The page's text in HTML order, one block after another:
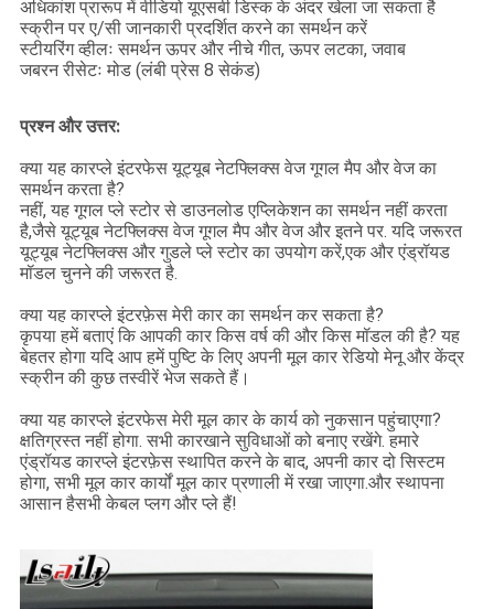
अधिकांश प्रारूप में वीडियो यूएसबी डिस्क के अंदर खेला जा सकता है
स्क्रीन पर ए/सी जानकारी प्रदर्शित करने का समर्थन करें
स्टीयरिंग व्हीलः समर्थन ऊपर और नीचे गीत, ऊपर लटका, जवाब
जबरन रीसेटः मोड (लंबी प्रेस 8 सेकंड)
प्रश्न और उत्तर:
क्या यह कारप्ले इंटरफेस यूट्यूब नेटफ्लिक्स वेज गूगल मैप और वेज का
समर्थन करता है?
नहीं, यह गूगल प्ले स्टोर से डाउनलोड एप्लिकेशन का समर्थन नहीं करता
है,जैसे यूट्यूब नेटफ्लिक्स वेज गूगल मैप और वेज और इतने पर. यदि जरूरत
यूट्यूब नेटफ्लिक्स और गुडले प्ले स्टोर का उपयोग करें,एक और एंड्रॉयड
मॉडल चुनने की जरूरत है.
क्या यह कारप्ले इंटरफ़ेस मेरी कार का समर्थन कर सकता है?
कृपया हमें बताएं कि आपकी कार किस वर्ष की और किस मॉडल की है? यह
बेहतर होगा यदि आप हमें पुष्टि के लिए अपनी मूल कार रेडियो मेनू और केंद्र
स्क्रीन की कुछ तस्वीरें भेज सकते हैं।
क्या यह कारप्ले इंटरफेस मेरी मूल कार के कार्य को नुकसान पहुंचाएगा?
क्षतिग्रस्त नहीं होगा. सभी कारखाने सुविधाओं को बनाए रखेंगे. हमारे
एंड्रॉयड कारप्ले इंटरफ़ेस स्थापित करने के बाद, अपनी कार दो सिस्टम
होगा, सभी मूल कार कार्यों मूल कार प्रणाली में रखा जाएगा.और स्थापना
आसान हैसभी केबल प्लग और प्ले हैं!